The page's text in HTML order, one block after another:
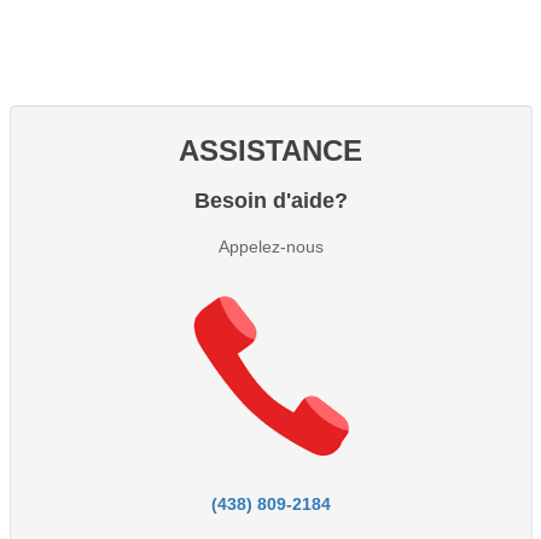
ASSISTANCE
Besoin d'aide?
Appelez-nous
(438) 809-2184